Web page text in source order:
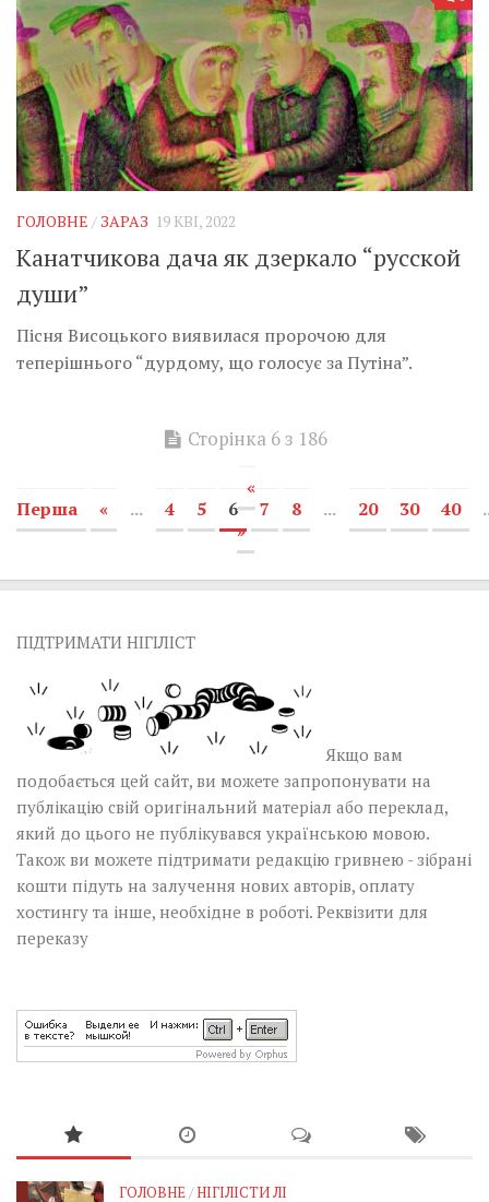
ГОЛОВНЕ / ЗАРАЗ 19 КВІ, 2022
Канатчикова дача як дзеркало “русской
души”
Пісня Висоцького виявилася пророчою для
теперішнього “дурдому, що голосує за Путіна”.
Сторінка 6 з 186
«
Перша
« ... 4 5 6 7 8 ... 20 30 40
»
ПІДТРИМАТИ НІГІЛІСТ
Якщо вам
подобається цей сайт, ви можете запропонувати на
публікацію свій оригінальний матеріал або переклад,
який до цього не публікувався українською мовою.
Також ви можете підтримати редакцію гривнею - зібрані
кошти підуть на залучення нових авторів, оплату
хостингу та інше, необхідне в роботі. Реквізити для
переказу
ГОЛОВНЕ/НІГІЛІСТИ ЛІ